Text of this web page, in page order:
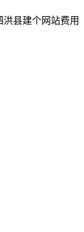
县建个网站费用